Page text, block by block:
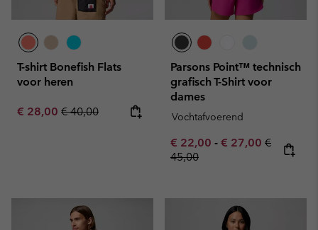
T-shirt Bonefish Flats
voor heren
Sale price:
€ 28,00 Regular price:
€ 40,00
Parsons Point™ technisch
grafisch T-Shirt voor
dames
Vochtafvoerend
Minimum sale price:
€ 22,00 - Maximum sale
€ 27,00 Regular
€
45,00